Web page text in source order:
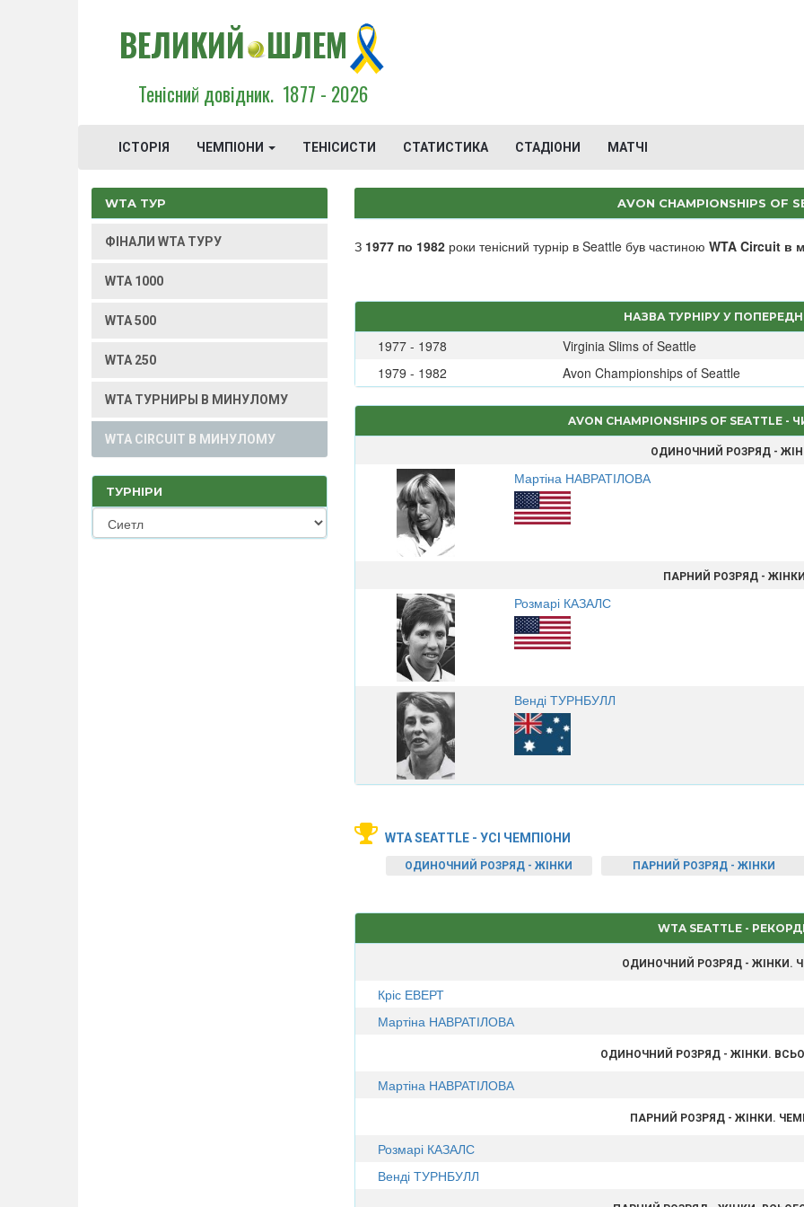
ВЕЛИКИЙ ШЛЕМ
Тенісний довідник. 1877 - 2026
ІСТОРІЯ ЧЕМПІОНИ ТЕНІСИСТИ СТАТИСТИКА СТАДІОНИ МАТЧІ
WTA ТУР
ФІНАЛИ WTA ТУРУ
WTA 1000
WTA 500
WTA 250
WTA ТУРНИРЫ В МИНУЛОМУ
WTA CIRCUIT В МИНУЛОМУ
ТУРНІРИ
AVON CHAMPIONSHIPS OF
З 1977 по 1982роки тенісний турнір в Seattle був частиною WTA Circuit в
НАЗВА ТУРНІРУ У
1977 - 1978
Virginia Slims of Seattle
1979 - 1982
Avon Championships of Seattle
AVON CHAMPIONSHIPS OF SEATTLE
ОДИНОЧНИЙ РОЗРЯД -
Мартіна НАВРАТІЛОВА
ПАРНИЙ РОЗРЯД - ЖІНКИ
Розмарі КАЗАЛС
Венді ТУРНБУЛЛ
WTA SEATTLE - УСІ ЧЕМПІОНИ
ОДИНОЧНИЙ РОЗРЯД - ЖІНКИ ПАРНИЙ РОЗРЯД - ЖІНКИ
WTA SEATTLE -
ОДИНОЧНИЙ РОЗРЯД - ЖІНКИ.
Кріс ЕВЕРТ
Мартіна НАВРАТІЛОВА
ОДИНОЧНИЙ РОЗРЯД - ЖІНКИ.
Мартіна НАВРАТІЛОВА
ПАРНИЙ РОЗРЯД - ЖІНКИ.
Розмарі КАЗАЛС
Венді ТУРНБУЛЛ